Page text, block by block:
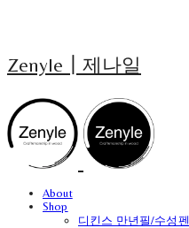
Zenyle┃제나일
About
Shop
디킨스 만년필/수성펜